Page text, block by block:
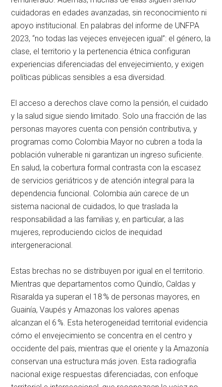
cuidadoras en edades avanzadas, sin reconocimiento ni
apoyo institucional. En palabras del informe de UNFPA
2023, “no todas las vejeces envejecen igual”: el género, la
clase, el territorio y la pertenencia étnica configuran
experiencias diferenciadas del envejecimiento, y exigen
políticas públicas sensibles a esa diversidad.
El acceso a derechos clave como la pensión, el cuidado
y la salud sigue siendo limitado. Solo una fracción de las
personas mayores cuenta con pensión contributiva, y
programas como Colombia Mayor no cubren a toda la
población vulnerable ni garantizan un ingreso suficiente.
En salud, la cobertura formal contrasta con la escasez
de servicios geriátricos y de atención integral para la
dependencia funcional. Colombia aún carece de un
sistema nacional de cuidados, lo que traslada la
responsabilidad a las familias y, en particular, a las
mujeres, reproduciendo ciclos de inequidad
intergeneracional.
Estas brechas no se distribuyen por igual en el territorio.
Mientras que departamentos como Quindío, Caldas y
Risaralda ya superan el 18 % de personas mayores, en
Guainía, Vaupés y Amazonas los valores apenas
alcanzan el 6 %. Esta heterogeneidad territorial evidencia
cómo el envejecimiento se concentra en el centro y
occidente del país, mientras que el oriente y la Amazonía
conservan una estructura más joven. Esta radiografía
nacional exige respuestas diferenciadas, con enfoque